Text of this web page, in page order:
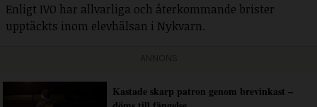
Enligt IVO har allvarliga och återkommande brister
upptäckts inom elevhälsan i Nykvarn.
Kastade skarp patron genom brevinkast –